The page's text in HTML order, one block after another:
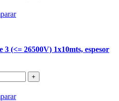
3 (<= 26500V) 1x10mts, espesor
+